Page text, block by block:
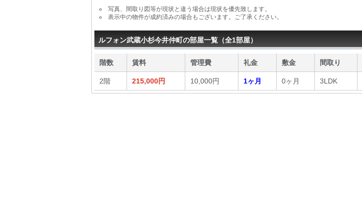
写真、間取り図等が現状と違う場合は現状を優先致します。
表示中の物件が成約済みの場合もございます。ご了承ください。
ルフォン武蔵小杉今井仲町の部屋一覧（全1部屋）
階数 賃料 管理費 礼金 敷金 間取り
2階 215,000円 10,000円 1ヶ月 0ヶ月 3LDK